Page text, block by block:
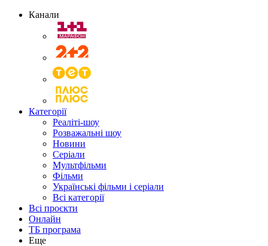
Канали
Категорії
Реаліті-шоу
Розважальні шоу
Новини
Серіали
Мультфільми
Фільми
Українські фільми і серіали
Всі категорії
Всі проєкти
Онлайн
ТБ програма
Еще